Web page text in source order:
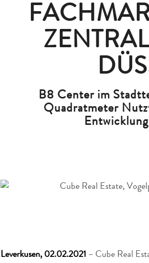
B8 Center im
Quadratmeter
Leverkusen, 02.02.2021 – Cube Real